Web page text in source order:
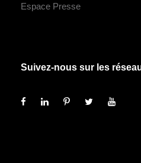
Espace Presse
Suivez-nous sur les